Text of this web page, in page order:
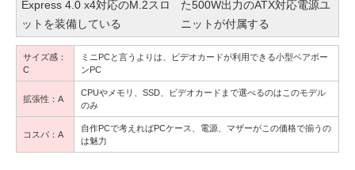
Express 4.0 x4対応のM.2スロ
ットを装備している
た500W出力のATX対応電源ユ
ニットが付属する
サイズ感：
C
ミニPCと言うよりは、ビデオカードが利用できる小型ベアボー
ンPC
拡張性：A
CPUやメモリ、SSD、ビデオカードまで選べるのはこのモデル
のみ
コスパ：A
自作PCで考えればPCケース、電源、マザーがこの価格で揃うの
は魅力